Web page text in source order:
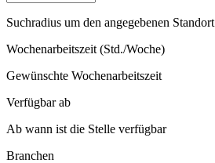
Suchradius um den angegebenen Standort
Wochenarbeitszeit (Std./Woche)
Gewünschte Wochenarbeitszeit
Verfügbar ab
Ab wann ist die Stelle verfügbar
Branchen